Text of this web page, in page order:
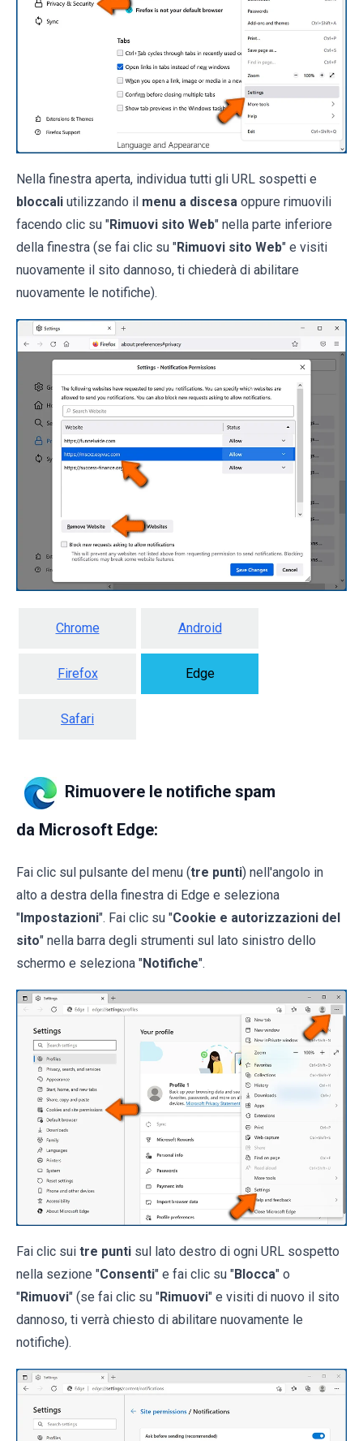
Nella finestra aperta, individua tutti gli URL sospetti e
bloccali utilizzando il menu a discesa oppure rimuovili
facendo clic su "Rimuovi sito Web" nella parte inferiore
della finestra (se fai clic su "Rimuovi sito Web" e visiti
nuovamente il sito dannoso, ti chiederà di abilitare
nuovamente le notifiche).
Chrome Android
Firefox Edge
Safari
Rimuovere le notifiche spam
da Microsoft Edge:
Fai clic sul pulsante del menu (tre punti) nell'angolo in
alto a destra della finestra di Edge e seleziona
" Impostazioni". Fai clic su "Cookie e autorizzazioni del
sito" nella barra degli strumenti sul lato sinistro dello
schermo e seleziona "Notifiche".
Fai clic sui tre punti sul lato destro di ogni URL sospetto
nella sezione "Consenti" e fai clic su "Blocca" o
"Rimuovi" (se fai clic su "Rimuovi" e visiti di nuovo il sito
dannoso, ti verrà chiesto di abilitare nuovamente le
notifiche).